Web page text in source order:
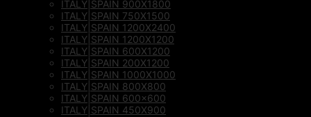
ITALY|SPAIN 900X1800
ITALY|SPAIN 750X1500
ITALY|SPAIN 1200X2400
ITALY|SPAIN 1200X1200
ITALY|SPAIN 600X1200
ITALY|SPAIN 200X1200
ITALY|SPAIN 1000X1000
ITALY|SPAIN 800X800
ITALY|SPAIN 600×600
ITALY|SPAIN 450X900